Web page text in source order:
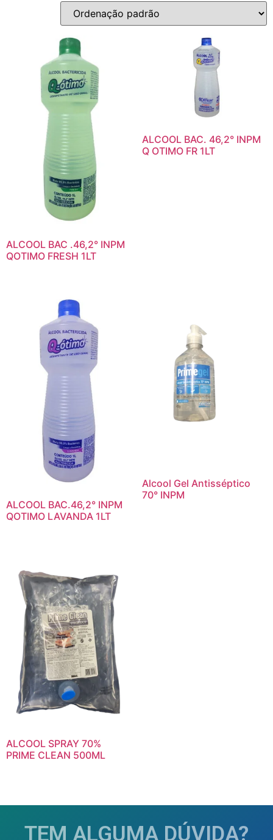
ALCOOL BAC .46,2° INPM
QOTIMO FRESH 1LT
ALCOOL BAC. 46,2° INPM
Q OTIMO FR 1LT
ALCOOL BAC.46,2° INPM
QOTIMO LAVANDA 1LT
Alcool Gel Antisséptico
70° INPM
ALCOOL SPRAY 70%
PRIME CLEAN 500ML
TEM ALGUMA DÚVIDA?